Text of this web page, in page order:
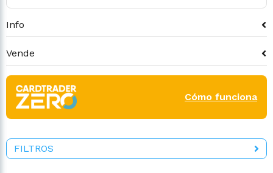
Info
Vende
Cómo funciona
FILTROS